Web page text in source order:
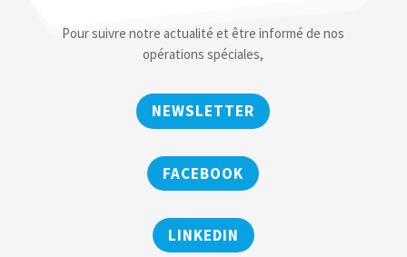
Pour suivre notre actualité et être informé de nos
opérations spéciales,
NEWSLETTER
FACEBOOK
LINKEDIN